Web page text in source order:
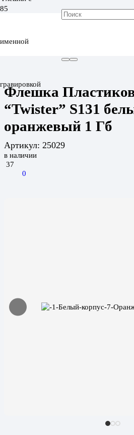
именной
гравировкой
ФЛЕШКА ПЛАСТИКОВАЯ ТВИСТЕР
Флешка
“Twister” S131
оранжевый 1 Гб
Артикул: 25029
в наличии
37
0